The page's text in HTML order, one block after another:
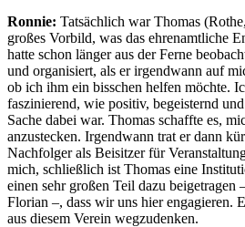
Ronnie: Tatsächlich war Thomas
großes Vorbild, was das ehrenamtliche
hatte schon länger aus der Ferne
und organisiert, als er irgendwann auf
ob ich ihm ein bisschen helfen möchte.
faszinierend, wie positiv, begeisternd
Sache dabei war. Thomas schaffte es,
anzustecken. Irgendwann trat er dann
Nachfolger als Beisitzer für
mich, schließlich ist Thomas eine
einen sehr großen Teil dazu beigetragen
Florian –, dass wir uns hier engagieren.
aus diesem Verein wegzudenken.